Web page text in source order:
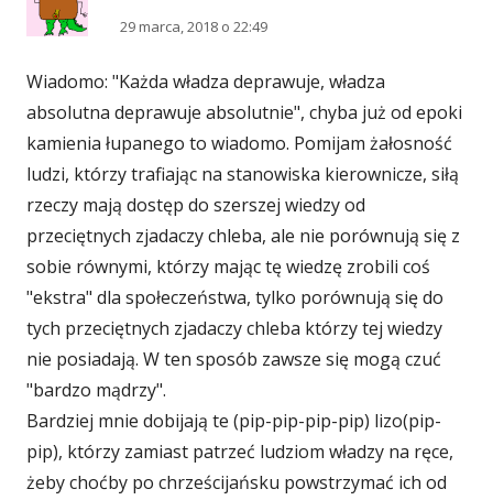
29 marca, 2018 o 22:49
Wiadomo: "Każda władza deprawuje, władza
absolutna deprawuje absolutnie", chyba już od epoki
kamienia łupanego to wiadomo. Pomijam żałosność
ludzi, którzy trafiając na stanowiska kierownicze, siłą
rzeczy mają dostęp do szerszej wiedzy od
przeciętnych zjadaczy chleba, ale nie porównują się z
sobie równymi, którzy mając tę wiedzę zrobili coś
"ekstra" dla społeczeństwa, tylko porównują się do
tych przeciętnych zjadaczy chleba którzy tej wiedzy
nie posiadają. W ten sposób zawsze się mogą czuć
"bardzo mądrzy".
Bardziej mnie dobijają te (pip-pip-pip-pip) lizo(pip-
pip), którzy zamiast patrzeć ludziom władzy na ręce,
żeby choćby po chrześcijańsku powstrzymać ich od